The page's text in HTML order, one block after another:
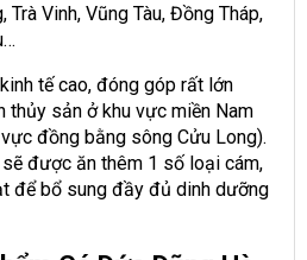
Trà Vinh, Vũng Tàu, Đồng Tháp,
tế cao, đóng góp rất lớn
thủy sản ở khu vực miền Nam
đồng bằng sông Cửu Long).
được ăn thêm 1 số loại cám,
để bổ sung đầy đủ dinh dưỡng